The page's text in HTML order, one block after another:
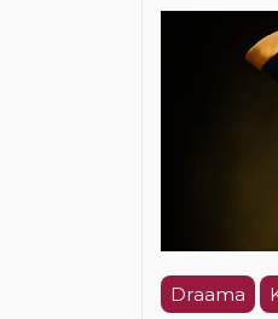
Draama